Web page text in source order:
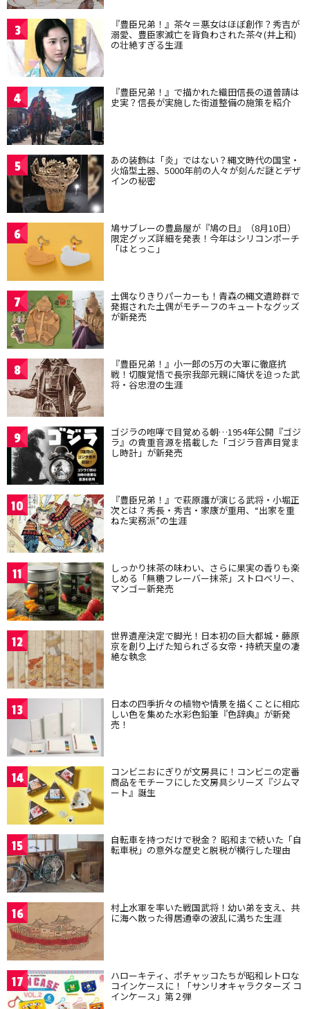
3 『豊臣兄弟！』茶々＝悪女はほぼ創作？秀吉が
溺愛、豊臣家滅亡を背負わされた茶々(井上和)
の壮絶すぎる生涯
4 『豊臣兄弟！』で描かれた織田信長の道普請は
史実？信長が実施した街道整備の施策を紹介
5 あの装飾は「炎」ではない？縄文時代の国宝・
火焔型土器、5000年前の人々が刻んだ謎とデザ
インの秘密
6 鳩サブレーの豊島屋が『鳩の日』（8月10日）
限定グッズ詳細を発表！今年はシリコンポーチ
「はとっこ」
7 土偶なりきりパーカーも！青森の縄文遺跡群で
発掘された土偶がモチーフのキュートなグッズ
が新発売
8 『豊臣兄弟！』小一郎の5万の大軍に徹底抗
戦！切腹覚悟で長宗我部元親に降伏を迫った武
将・谷忠澄の生涯
9 ゴジラの咆哮で目覚める朝…1954年公開『ゴジ
ラ』の貴重音源を搭載した「ゴジラ音声目覚ま
し時計」が新発売
10 『豊臣兄弟！』で萩原護が演じる武将・小堀正
次とは？秀長・秀吉・家康が重用、“出家を重
ねた実務派”の生涯
11 しっかり抹茶の味わい、さらに果実の香りも楽
しめる「無糖フレーバー抹茶」ストロベリー、
マンゴー新発売
12 世界遺産決定で脚光！日本初の巨大都城・藤原
京を創り上げた知られざる女帝・持統天皇の凄
絶な執念
13 日本の四季折々の植物や情景を描くことに相応
しい色を集めた水彩色鉛筆『色辞典』が新発
売！
14 コンビニおにぎりが文房具に！コンビニの定番
商品をモチーフにした文房具シリーズ『ジムマ
ート』誕生
15 自転車を持つだけで税金？ 昭和まで続いた「自
転車税」の意外な歴史と脱税が横行した理由
16 村上水軍を率いた戦国武将！幼い弟を支え、共
に海へ散った得居通幸の波乱に満ちた生涯
17 ハローキティ、ポチャッコたちが昭和レトロな
コインケースに！「サンリオキャラクターズ コ
インケース」第２弾